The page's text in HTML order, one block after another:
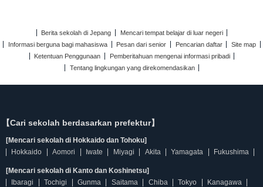
Berita sekolah di Jepang
Mencari tempat belajar di luar negeri
Informasi berguna bagi mahasiswa
Pesan dari senior Pencarian daftar
Site map
Ketentuan Penggunaan
Pemberitahuan mengenai informasi pribadi
Tentang lingkungan yang direkomendasikan
【Cari sekolah berdasarkan prefektur】
[Mencari sekolah di Hokkaido dan Tohoku]
Hokkaido
Aomori Iwate Miyagi Akita Yamagata Fukushima
[Mencari sekolah di Kanto dan Koshinetsu]
Ibaragi
Tochigi Gunma Saitama Chiba Tokyo
Kanagawa